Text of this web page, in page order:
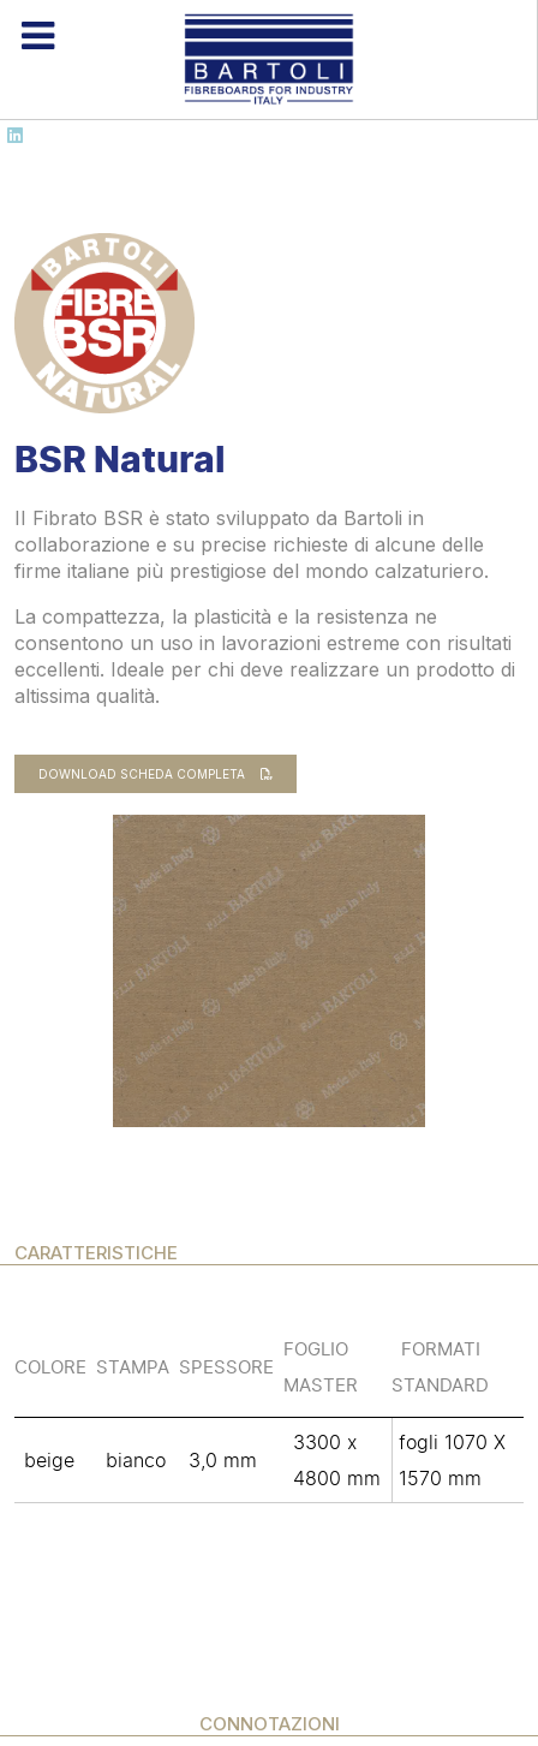
BSR Natural
II Fibrato BSR è stato sviluppato da Bartoli in
collaborazione e su precise richieste di alcune delle
firme italiane più prestigiose del mondo calzaturiero.
La compattezza, la plasticità e la resistenza ne
consentono un uso in lavorazioni estreme con risultati
eccellenti. Ideale per chi deve realizzare un prodotto di
altissima qualità.
DOWNLOAD SCHEDA COMPLETA
CARATTERISTICHE
COLORE STAMPA SPESSORE
FOGLIO
MASTER
FORMATI
STANDARD
beige bianco 3,0 mm
3300 x
4800 mm
fogli 1070 X
1570 mm
CONNOTAZIONI